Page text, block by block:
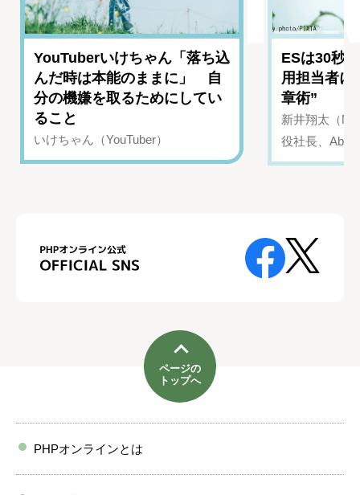
YouTuberいけちゃん「落ち込
んだ時は本能のままに」 自
分の機嫌を取るためにしてい
ること
いけちゃん（YouTuber）
ESは30秒
用担当者に
章術”
新井翔太（
役社長、
ページの
トップへ
PHPオンラインとは